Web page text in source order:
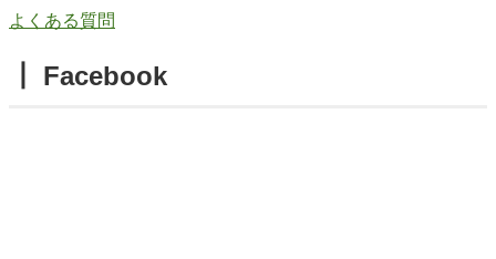
よくある質問
┃ Facebook